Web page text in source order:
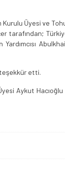
Kurulu Üyesi ve
tarafından;
teşekkür etti.
Aykut Hacıoğlu